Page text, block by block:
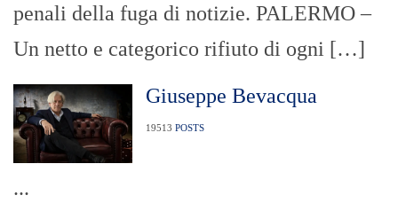
penali della fuga di notizie. PALERMO –
Un netto e categorico rifiuto di ogni […]
Giuseppe Bevacqua
19513 POSTS
...